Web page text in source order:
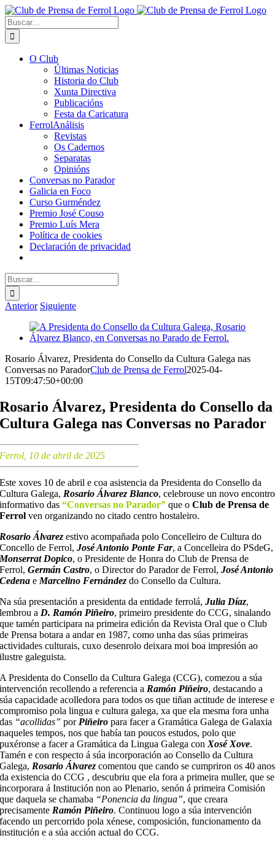
Saltar
al
contenido
Buscar:
O Club
Últimas Noticias
Historia do Club
Xunta Directiva
Publicacións
Festa da Caricatura
FerrolAnálisis
Revistas
Os Cadernos
Separatas
Opinións
Conversas no Parador
Galicia en Foco
Curso Gurméndez
Premio José Couso
Premio Luís Mera
Política de cookies
Declaración de privacidad
Buscar:
Anterior Siguiente
Ver
imagen
grande
Rosario Álvarez, Presidenta do Consello da Cultura Galega nas
Conversas no ParadorClub de Prensa de Ferrol2025-04-
15T09:47:50+00:00
Rosario Álvarez, Presidenta do Consello da
Cultura Galega nas Conversas no Parador
Ferrol, 10 de abril de 2025
Este xoves 10 de abril e coa asistencia da Presidenta do Consello da
Cultura Galega, Rosario Álvarez Blanco, celebrouse un novo encontro
informativo das“Conversas no Parador” que oClub de Prensa de
Ferrol ven organizando no citado centro hostaleiro.
Rosario Álvarez estivo acompañada polo Concelleiro de Cultura do
Concello de Ferrol,José Antonio Ponte Far, a Concelleira do PSdeG,
Monserrat Dopico, o Presidente de Honra do Club de Prensa de
Ferrol,Germán Castro, o Director do Parador de Ferrol,José Antonio
Cedena e Marcelino Fernández do Consello da Cultura.
Na súa presentación a presidenta da entidade ferrolá,Julia Díaz,
lembrou a D. Ramón Piñeiro, primeiro presidente do CCG, sinalando
que tamén participara na primeira edición da Revista Oral que o Club
de Prensa botara a andar en 1987, como unha das súas primeiras
actividades culturais, cuxo desenrolo deixara moi boa impresión ao
ilustre galeguista.
A Presidenta do Consello da Cultura Galega (CCG), comezou a súa
intervención recollendo a referencia a Ramón Piñeiro, destacando a
súa capacidade acolledora para todos os que tiñan actitude de interese e
compromiso pola lingua e cultura galega, xa que ela mesma fora unha
das “acollidas” por Piñeiro para facer a Gramática Galega de Galaxia
naqueles tempos, nos que había tan poucos estudos, polo que
puxéronse a facer a Gramática da Lingua Galega con Xosé Xove.
Tamén e con respecto á súa incorporación ao Consello da Cultura
Galega, Rosario Álvarez comentou que cando se cumpriron os 40 anos
da existencia do CCG , descubriu que ela fora a primeira muller, que se
incorporara á Institución non ao Plenario, senón á primeira Comisión
que daquela se chamaba “Ponencia da lingua”, que creara
precisamente Ramón Piñeiro. Continuou logo a súa intervención
facendo un percorrido pola xénese, composición, funcionamento da
institución e a súa acción actual do CCG.